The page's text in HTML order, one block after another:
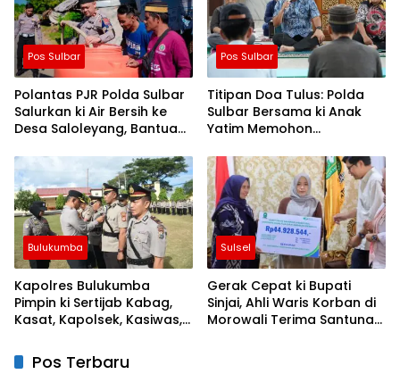
Pos Sulbar
Polantas PJR Polda Sulbar
Salurkan ki Air Bersih ke
Desa Saloleyang, Bantuan
Kemarau
Pos Sulbar
Titipan Doa Tulus: Polda
Sulbar Bersama ki Anak
Yatim Memohon
Negeri
Bulukumba
Kapolres Bulukumba
Pimpin ki Sertijab Kabag,
Kasat, Kapolsek, Kasiwas,
Sulsel
Gerak Cepat ki Bupati
Sinjai, Ahli Waris Korban di
Morowali Terima Santunan
Pos Terbaru